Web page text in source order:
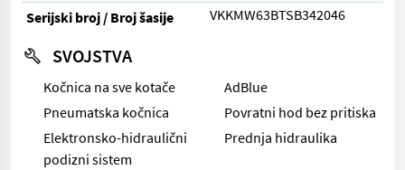
Serijski broj / Broj šasije
VKKMW63BTSB342046
SVOJSTVA
Kočnica na sve kotače
AdBlue
Pneumatska kočnica
Povratni hod bez pritiska
Elektronsko-hidraulični
podizni sistem
Prednja hidraulika